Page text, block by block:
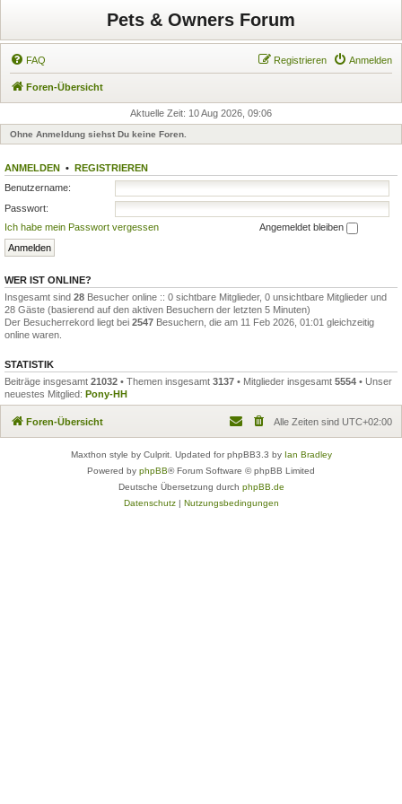
Pets & Owners Forum
FAQ Anmelden
Registrieren
Foren-Übersicht
Aktuelle Zeit: 10 Aug 2026, 09:06
Ohne Anmeldung siehst Du keine Foren.
ANMELDEN • REGISTRIEREN
Benutzername:
Passwort:
Ich habe mein Passwort vergessen
Angemeldet bleiben
WER IST ONLINE?
Insgesamt sind 28 Besucher online :: 0 sichtbare Mitglieder, 0 unsichtbare Mitglieder und
28 Gäste (basierend auf den aktiven Besuchern der letzten 5 Minuten)
Der Besucherrekord liegt bei 2547 Besuchern, die am 11 Feb 2026, 01:01 gleichzeitig
online waren.
STATISTIK
Beiträge insgesamt 21032 • Themen insgesamt 3137 • Mitglieder insgesamt 5554 • Unser
neuestes Mitglied: Pony-HH
Foren-Übersicht Alle Zeiten sind UTC+02:00
Maxthon style by Culprit. Updated for phpBB3.3 by Ian Bradley
Powered by phpBB® Forum Software © phpBB Limited
Deutsche Übersetzung durch phpBB.de
Datenschutz| Nutzungsbedingungen